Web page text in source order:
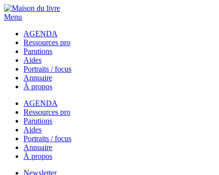
Menu
AGENDA
Ressources pro
Parutions
Aides
Portraits / focus
Annuaire
À propos
AGENDA
Ressources pro
Parutions
Aides
Portraits / focus
Annuaire
À propos
Newsletter